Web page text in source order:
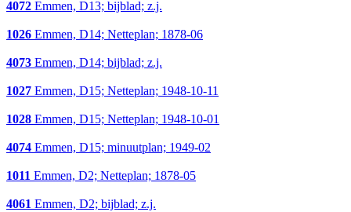
4072 Emmen, D13; bijblad; z.j.
1026 Emmen, D14; Netteplan; 1878-06
4073 Emmen, D14; bijblad; z.j.
1027 Emmen, D15; Netteplan; 1948-10-11
1028 Emmen, D15; Netteplan; 1948-10-01
4074 Emmen, D15; minuutplan; 1949-02
1011 Emmen, D2; Netteplan; 1878-05
4061 Emmen, D2; bijblad; z.j.